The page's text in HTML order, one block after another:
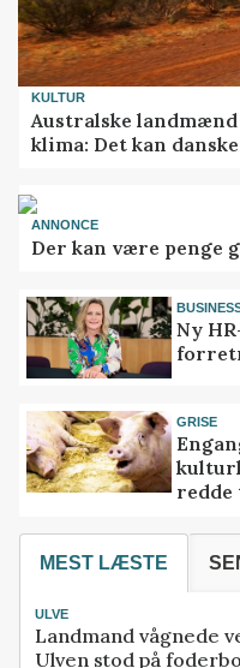
KULTUR
Australske
klima: Det kan
ANNONCE
Der kan være penge
Ny
GRISE
redde
MEST LÆSTE
ULVE
Landmand vågnede
Ulven stod på